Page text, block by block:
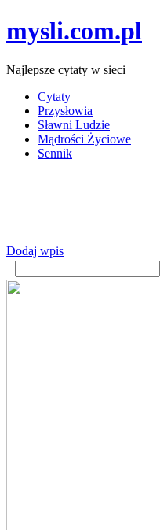
mysli.com.pl
Najlepsze cytaty w sieci
Cytaty
Przysłowia
Sławni Ludzie
Mądrości Życiowe
Sennik
Dodaj wpis